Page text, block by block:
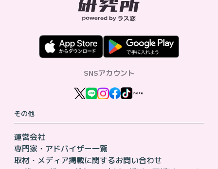
SNSアカウント
その他
運営会社
専門家・アドバイザー一覧
取材・メディア掲載に関するお問い合わせ